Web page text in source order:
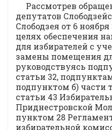
Рассмотрев
депутатов
Слободзея от 6
целях обеспечения
для избирателей с
замены помещения
руководствуясь
статьи 32,
подпунктом б) части
статьи 43
Приднестровской
пунктом 28
избирательной